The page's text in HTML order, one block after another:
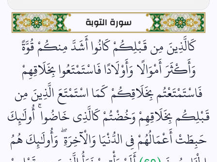
سورة التوبة
كَالَّذِينَ مِن قَبْلِكُمْ كَانُوا أَشَدَّ مِنكُمْ قُوَّةً
وَأَكْثَرَ أَمْوَالًا وَأَوْلَادًا فَاسْتَمْتَعُوا بِخَلَاقِهِمْ
فَاسْتَمْتَعْتُم بِخَلَاقِكُمْ كَمَا اسْتَمْتَعَ الَّذِينَ مِن
قَبْلِكُم بِخَلَاقِهِمْ وَخُضْتُمْ كَالَّذِي خَاضُوا ۚ أُولَٰئِكَ
حَبِطَتْ أَعْمَالُهُمْ فِي الدُّنْيَا وَالْآخِرَةِ ۖ وَأُولَٰئِكَ هُمُ